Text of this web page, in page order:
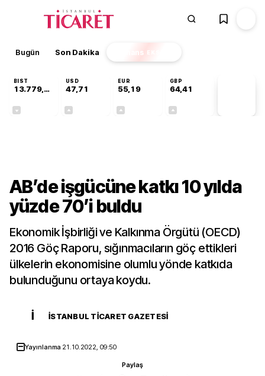
Bugün Son Dakika Finans EKSTRA
BIST
13.779,39
USD
47,71
EUR
55,19
GBP
64,41
AB’de işgücüne katkı 10 yılda
yüzde 70’i buldu
Ekonomik İşbirliği ve Kalkınma Örgütü (OECD)
2016 Göç Raporu, sığınmacıların göç ettikleri
ülkelerin ekonomisine olumlu yönde katkıda
bulunduğunu ortaya koydu.
İ İSTANBUL TICARET GAZETESI
Yayınlanma 21.10.2022, 09:50
Paylaş